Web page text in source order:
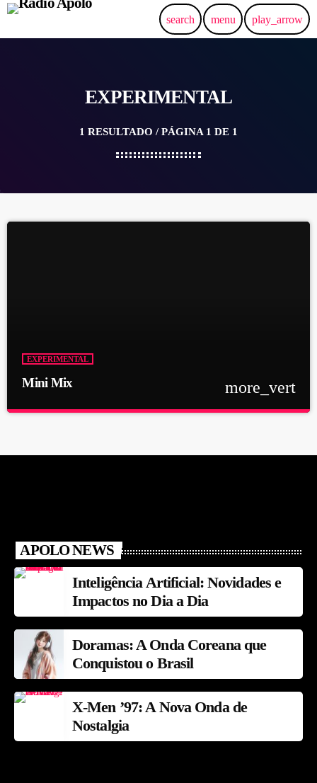
search menu play_arrow
EXPERIMENTAL
1 RESULTADO / PÁGINA 1 DE 1
EXPERIMENTAL
Mini Mix more_vert
APOLO NEWS
Inteligência Artificial: Novidades e
Impactos no Dia a Dia
Doramas: A Onda Coreana que
Conquistou o Brasil
X-Men ’97: A Nova Onda de
Nostalgia